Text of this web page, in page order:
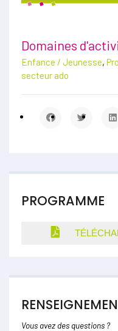
Domaines
Enfance / Jeunesse,
secteur ado
PROGRAMME
Vous avez des questions ?